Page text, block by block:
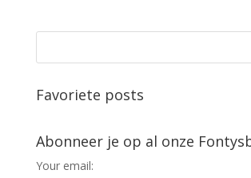
Favoriete posts
Abonneer je op al onze
Your email: